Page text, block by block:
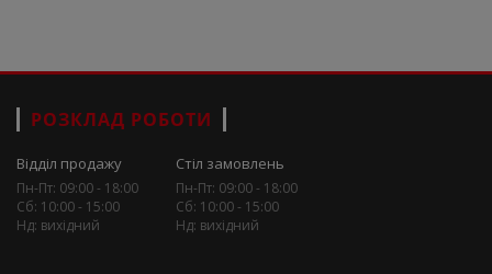
РОЗКЛАД РОБОТИ
Відділ продажу
Пн-Пт: 09:00 - 18:00
Сб: 10:00 - 15:00
Нд: вихідний
Стіл замовлень
Пн-Пт: 09:00 - 18:00
Сб: 10:00 - 15:00
Нд: вихідний